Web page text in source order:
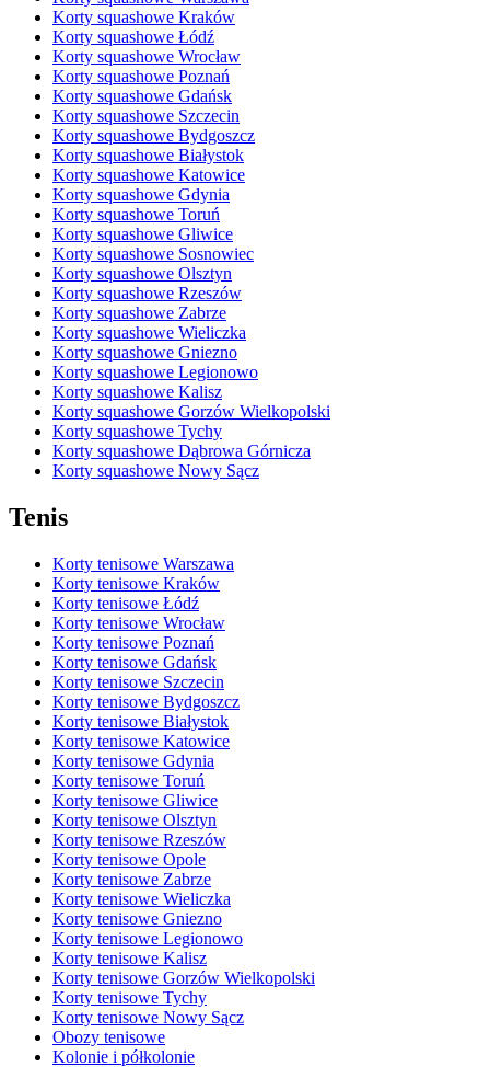
Korty squashowe Kraków
Korty squashowe Łódź
Korty squashowe Wrocław
Korty squashowe Poznań
Korty squashowe Gdańsk
Korty squashowe Szczecin
Korty squashowe Bydgoszcz
Korty squashowe Białystok
Korty squashowe Katowice
Korty squashowe Gdynia
Korty squashowe Toruń
Korty squashowe Gliwice
Korty squashowe Sosnowiec
Korty squashowe Olsztyn
Korty squashowe Rzeszów
Korty squashowe Zabrze
Korty squashowe Wieliczka
Korty squashowe Gniezno
Korty squashowe Legionowo
Korty squashowe Kalisz
Korty squashowe Gorzów Wielkopolski
Korty squashowe Tychy
Korty squashowe Dąbrowa Górnicza
Korty squashowe Nowy Sącz
Tenis
Korty tenisowe Warszawa
Korty tenisowe Kraków
Korty tenisowe Łódź
Korty tenisowe Wrocław
Korty tenisowe Poznań
Korty tenisowe Gdańsk
Korty tenisowe Szczecin
Korty tenisowe Bydgoszcz
Korty tenisowe Białystok
Korty tenisowe Katowice
Korty tenisowe Gdynia
Korty tenisowe Toruń
Korty tenisowe Gliwice
Korty tenisowe Olsztyn
Korty tenisowe Rzeszów
Korty tenisowe Opole
Korty tenisowe Zabrze
Korty tenisowe Wieliczka
Korty tenisowe Gniezno
Korty tenisowe Legionowo
Korty tenisowe Kalisz
Korty tenisowe Gorzów Wielkopolski
Korty tenisowe Tychy
Korty tenisowe Nowy Sącz
Obozy tenisowe
Kolonie i półkolonie